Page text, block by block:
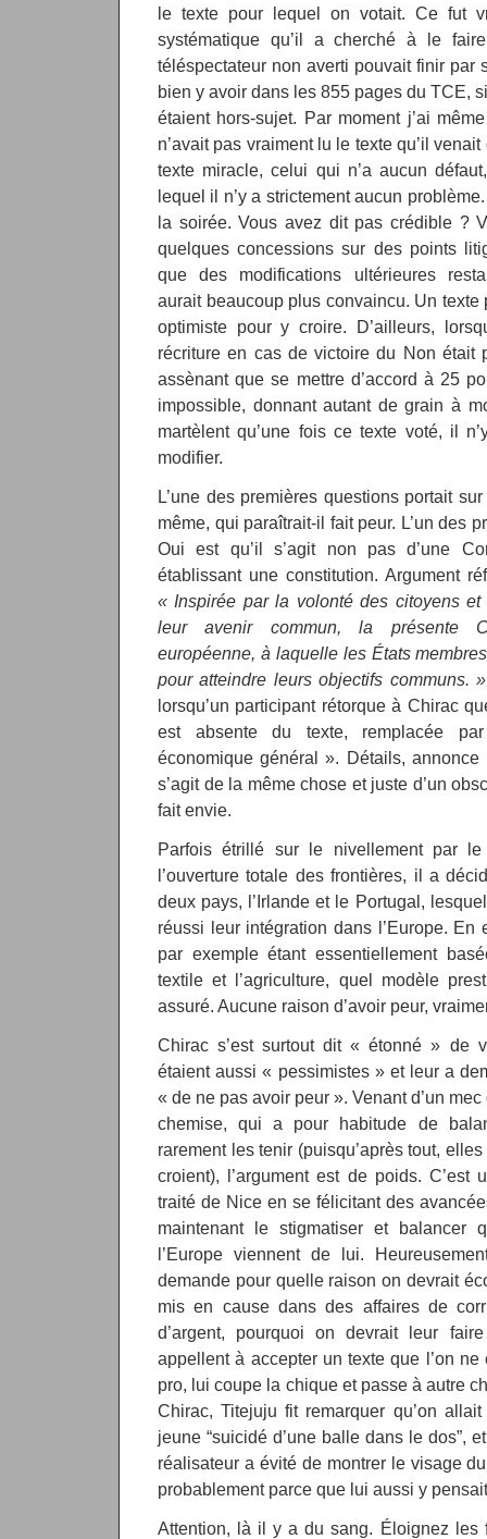
le texte pour lequel on votait. Ce fut
systématique qu’il a cherché à le
téléspectateur non averti pouvait finir par
bien y avoir dans les 855 pages du TCE,
étaient hors-sujet. Par moment j’ai
n’avait pas vraiment lu le texte qu’il venait
texte miracle, celui qui n’a aucun
lequel il n’y a strictement aucun
la soirée. Vous avez dit pas crédible ?
quelques concessions sur des points
que des modifications ultérieures
aurait beaucoup plus convaincu. Un texte
optimiste pour y croire. D’ailleurs,
récriture en cas de victoire du Non
assènant que se mettre d’accord à 25
impossible, donnant autant de grain à
martèlent qu’une fois ce texte voté, il
modifier.
L’une des premières questions portait
même, qui paraîtrait-il fait peur. L’un des
Oui est qu’il s’agit non pas d’une
établissant une constitution. Argument
« Inspirée par la volonté des citoyens et
leur avenir commun, la présente
européenne, à laquelle les États
pour atteindre leurs objectifs communs. »
lorsqu’un participant rétorque à Chirac
est absente du texte, remplacée
économique général ». Détails,
s’agit de la même chose et juste d’un
fait envie.
Parfois étrillé sur le nivellement par le
l’ouverture totale des frontières, il a
deux pays, l’Irlande et le Portugal,
réussi leur intégration dans l’Europe. En
par exemple étant essentiellement
textile et l’agriculture, quel modèle
assuré. Aucune raison d’avoir peur,
Chirac s’est surtout dit « étonné » de
étaient aussi « pessimistes » et leur a
« de ne pas avoir peur ». Venant d’un
chemise, qui a pour habitude de
rarement les tenir (puisqu’après tout,
croient), l’argument est de poids.
traité de Nice en se félicitant des
maintenant le stigmatiser et balancer
l’Europe viennent de lui.
demande pour quelle raison on devrait
mis en cause dans des affaires de
d’argent, pourquoi on devrait leur
appellent à accepter un texte que l’on
pro, lui coupe la chique et passe à autre
Chirac, Titejuju fit remarquer qu’on
jeune “suicidé d’une balle dans le dos”,
réalisateur a évité de montrer le visage
probablement parce que lui aussi y
Attention, là il y a du sang. Éloignez les